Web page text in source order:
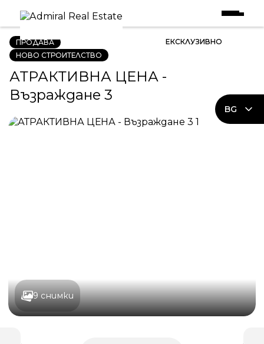
BG
АТРАКТИВНА ЦЕНА - Възраждане 3
ПРОДАВА
ЕКСКЛУЗИВНО
НОВО СТРОИТЕЛСТВО
АТРАКТИВНА ЦЕНА -
Възраждане 3
9 снимки